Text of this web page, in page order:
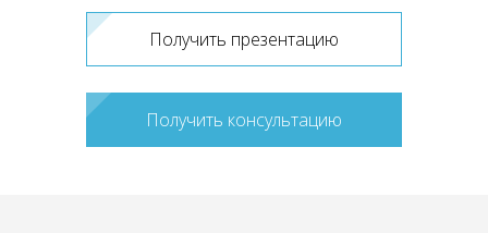
Получить презентацию
Получить консультацию